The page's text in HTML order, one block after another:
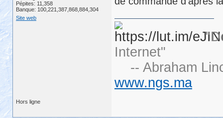
Pépites: 11,358
Banque: 100,221,387,868,884,304
Site web
Internet"
-- Abraham
www.ngs.ma
Hors ligne